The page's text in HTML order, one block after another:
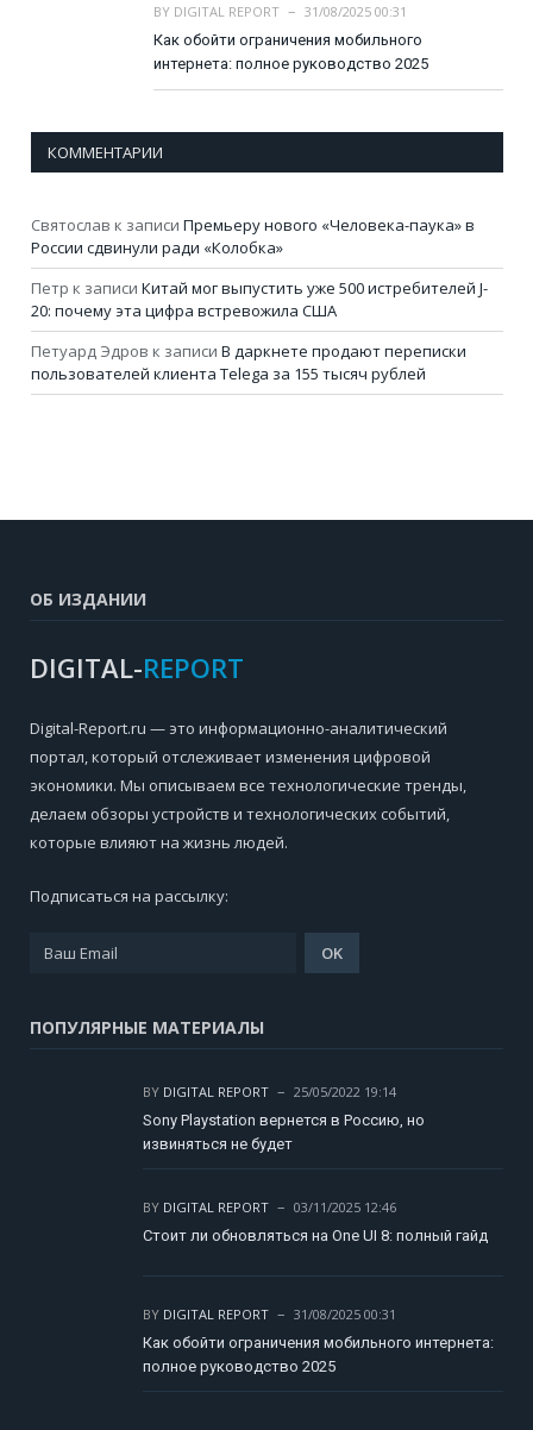
BY DIGITAL REPORT
31/08/2025 00:31
Как обойти ограничения мобильного
интернета: полное руководство 2025
КОММЕНТАРИИ
Святослав к записи Премьеру нового «Человека-паука» в
России сдвинули ради «Колобка»
Петр к записи Китай мог выпустить уже 500 истребителей J-
20: почему эта цифра встревожила США
Петуард Эдров к записи В даркнете продают переписки
пользователей клиента Telega за 155 тысяч рублей
ОБ ИЗДАНИИ
DIGITAL-REPORT
Digital-Report.ru — это информационно-аналитический
портал, который отслеживает изменения цифровой
экономики. Мы описываем все технологические тренды,
делаем обзоры устройств и технологических событий,
которые влияют на жизнь людей.
Подписаться на рассылку:
ПОПУЛЯРНЫЕ МАТЕРИАЛЫ
BY DIGITAL REPORT
25/05/2022 19:14
Sony Playstation вернется в Россию, но
извиняться не будет
BY DIGITAL REPORT
03/11/2025 12:46
Стоит ли обновляться на One UI 8: полный гайд
BY DIGITAL REPORT
31/08/2025 00:31
Как обойти ограничения мобильного интернета:
полное руководство 2025